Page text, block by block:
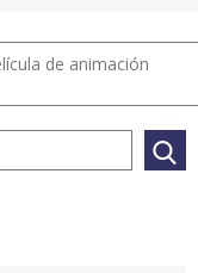
de animación